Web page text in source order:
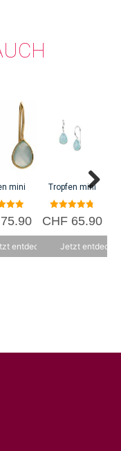
mini
5
entdecken
Tropfen mini
4.80
von 5
CHF65.90
Jetzt